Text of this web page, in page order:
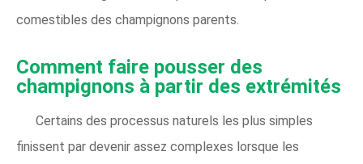
comestibles des champignons parents.
Comment faire pousser des
champignons à partir des extrémités
Certains des processus naturels les plus simples
finissent par devenir assez complexes lorsque les